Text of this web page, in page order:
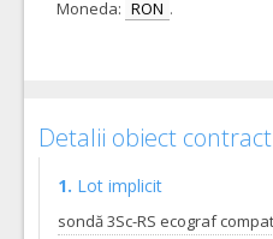
Moneda: RON .
Detalii obiect contract
1. Lot implicit